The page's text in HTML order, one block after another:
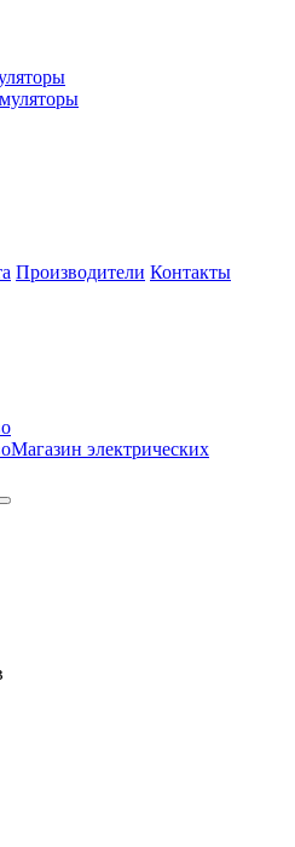
Производители Контакты
Магазин электрических